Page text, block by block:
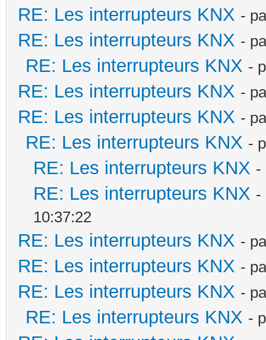
RE: Les interrupteurs KNX -
RE: Les interrupteurs KNX -
RE: Les interrupteurs KNX -
RE: Les interrupteurs KNX -
RE: Les interrupteurs KNX -
RE: Les interrupteurs KNX -
RE: Les interrupteurs KNX -
RE: Les interrupteurs KNX -
10:37:22
RE: Les interrupteurs KNX -
RE: Les interrupteurs KNX -
RE: Les interrupteurs KNX -
RE: Les interrupteurs KNX -